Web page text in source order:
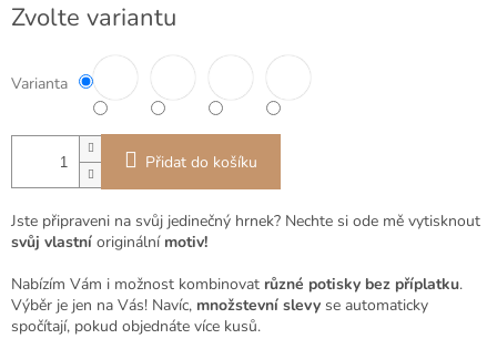
cena:
Zvolte variantu
Varianta
Přidat do košíku
Jste připraveni na svůj jedinečný hrnek? Nechte si ode mě vytisknout
svůj vlastní originálnímotiv!
Nabízím Vám i možnost kombinovat různé potisky bez příplatku.
Výběr je jen na Vás! Navíc, množstevní slevy se automaticky
spočítají, pokud objednáte více kusů.